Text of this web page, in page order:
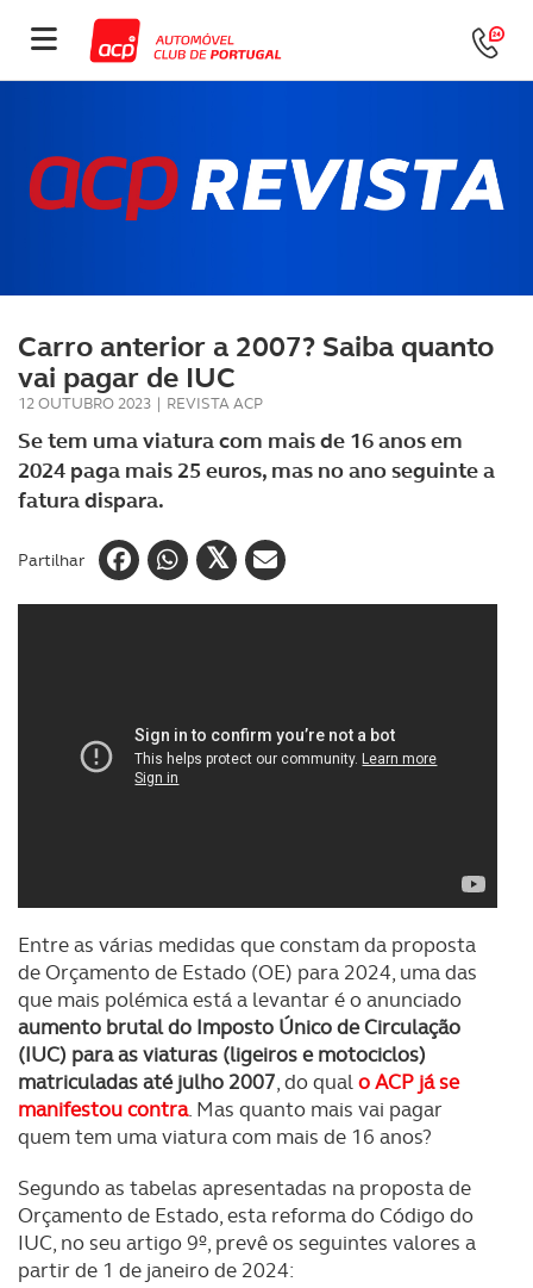
Carro anterior a 2007? Saiba quanto
vai pagar de IUC
12 OUTUBRO 2023 | REVISTA ACP
Se tem uma viatura com mais de 16 anos em
2024 paga mais 25 euros, mas no ano seguinte a
fatura dispara.
Partilhar
Entre as várias medidas que constam da proposta
de Orçamento de Estado (OE) para 2024, uma das
que mais polémica está a levantar é o anunciado
aumento brutal do Imposto Único de Circulação
(IUC) para as viaturas (ligeiros e motociclos)
matriculadas até julho 2007, do qualo ACP já se
manifestou contra. Mas quanto mais vai pagar
quem tem uma viatura com mais de 16 anos?
Segundo as tabelas apresentadas na proposta de
Orçamento de Estado, esta reforma do Código do
IUC, no seu artigo 9º, prevê os seguintes valores a
partir de 1 de janeiro de 2024: